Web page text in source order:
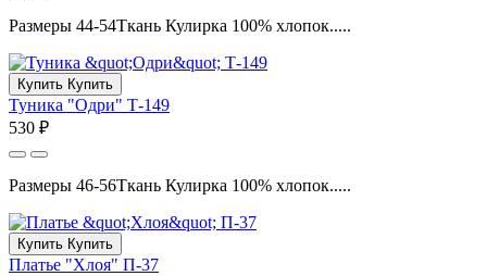
Размеры 44-54Ткань Кулирка 100% хлопок.....
Купить Купить
Туника "Одри" Т-149
530 ₽
Размеры 46-56Ткань Кулирка 100% хлопок.....
Купить Купить
Платье "Хлоя" П-37